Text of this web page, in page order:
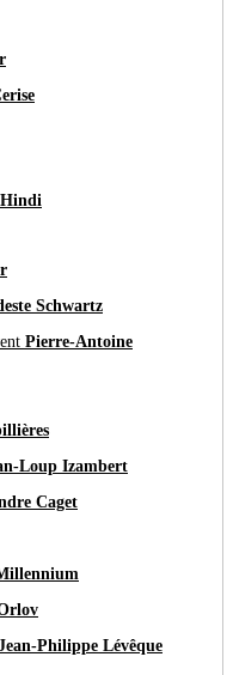
Hindi
Schwartz
Pierre-Antoine
Loup Izambert
Caget
Philippe Lévêque